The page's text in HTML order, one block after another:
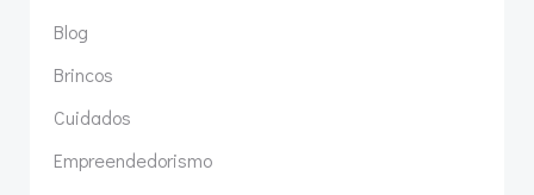
Blog
Brincos
Cuidados
Empreendedorismo